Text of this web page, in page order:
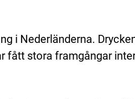
i Nederländerna.
fått stora framgångar